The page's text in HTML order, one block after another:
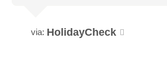
via: HolidayCheck